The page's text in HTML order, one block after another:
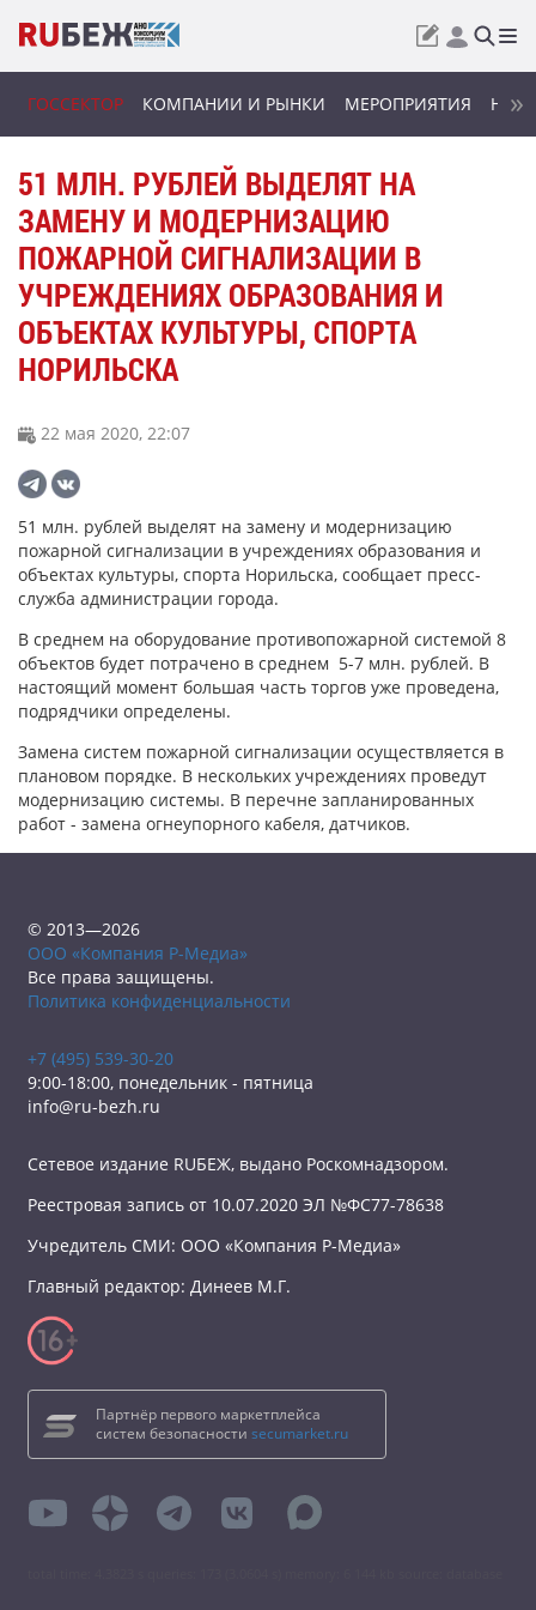
ГОССЕКТОР КОМПАНИИ И РЫНКИ МЕРОПРИЯТИЯ
51 МЛН. РУБЛЕЙ ВЫДЕЛЯТ НА
ЗАМЕНУ И МОДЕРНИЗАЦИЮ
ПОЖАРНОЙ СИГНАЛИЗАЦИИ В
УЧРЕЖДЕНИЯХ ОБРАЗОВАНИЯ И
ОБЪЕКТАХ КУЛЬТУРЫ, СПОРТА
НОРИЛЬСКА
22 мая 2020, 22:07
51 млн. рублей выделят на замену и модернизацию
пожарной сигнализации в учреждениях образования и
объектах культуры, спорта Норильска, сообщает пресс-
служба администрации города.
В среднем на оборудование противопожарной системой 8
объектов будет потрачено в среднем 5-7 млн. рублей. В
настоящий момент большая часть торгов уже проведена,
подрядчики определены.
Замена систем пожарной сигнализации осуществляется в
плановом порядке. В нескольких учреждениях проведут
модернизацию системы. В перечне запланированных
работ - замена огнеупорного кабеля, датчиков.
© 2013—2026
ООО «Компания Р-Медиа»
Все права защищены.
Политика конфиденциальности
+7 (495) 539-30-20
9:00-18:00, понедельник - пятница
info@ru-bezh.ru
Сетевое издание RUБЕЖ, выдано Роскомнадзором.
Реестровая запись от 10.07.2020 ЭЛ №ФС77-78638
Учредитель СМИ: ООО «Компания Р-Медиа»
Главный редактор: Динеев М.Г.
Партнёр первого маркетплейса
систем безопасности secumarket.ru